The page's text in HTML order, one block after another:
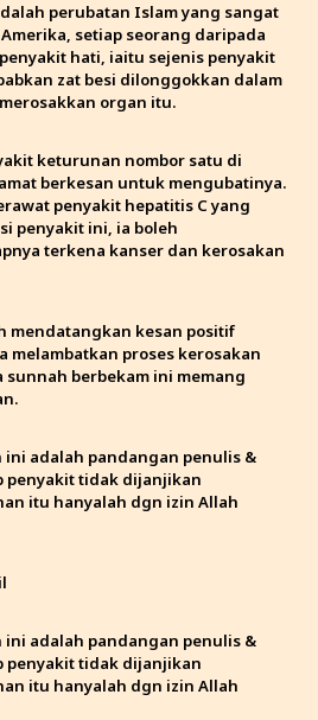
perubatan Islam yang sangat
setiap seorang daripada
hati, iaitu sejenis penyakit
zat besi dilonggokkan dalam
organ itu.
keturunan nombor satu di
berkesan untuk mengubatinya.
penyakit hepatitis C yang
penyakit ini, ia boleh
terkena kanser dan kerosakan
mendatangkan kesan positif
melambatkan proses kerosakan
sunnah berbekam ini memang
adalah pandangan penulis &
penyakit tidak dijanjikan
itu hanyalah dgn izin Allah
adalah pandangan penulis &
penyakit tidak dijanjikan
itu hanyalah dgn izin Allah